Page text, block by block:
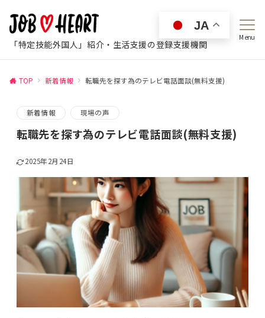
「特定技能外国人」紹介・生活支援の登録支援機関
Menu
TOP 新着情報 転職先を探す為のテレビ電話面談(無料支援)
新着情報 現場の声
転職先を探す為のテレビ電話面談(無料支援)
2025年2月24日
JA